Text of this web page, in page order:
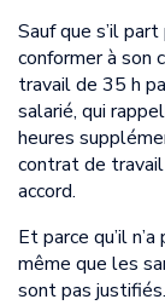
Sauf que s’il
conformer à son
travail de 35 h
salarié, qui
heures
contrat de travail
accord.
Et parce qu’il
même que les
sont pas justifiés.